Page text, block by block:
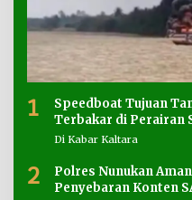
1
Speedboat Tujuan
Terbakar di Perairan
Di Kabar Kaltara
2
Polres Nunukan
Penyebaran Konten